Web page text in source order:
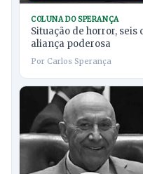
COLUNA DO SPERANÇA
Situação de horror, seis
aliança poderosa
Por Carlos Sperança